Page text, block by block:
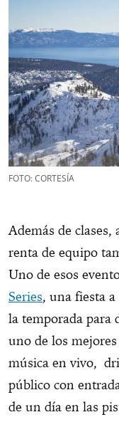
FOTO: CORTESÍA
Además de
renta de equipo
Uno de esos
Series, una fiesta
la temporada para
uno de los
música en vivo,
público con
de un día en las